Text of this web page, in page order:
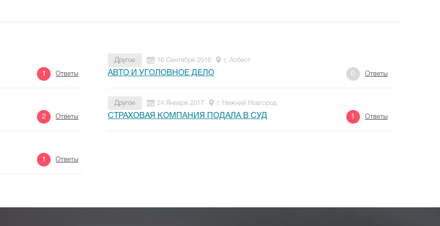
1 Ответы
Другое 16 Сентября 2016 г. Асбест
АВТО И УГОЛОВНОЕ ДЕЛО 0 Ответы
2 Ответы
Другое 24 Января 2017 г. Нижний Новгород
СТРАХОВАЯ КОМПАНИЯ ПОДАЛА В СУД 1 Ответы
1 Ответы